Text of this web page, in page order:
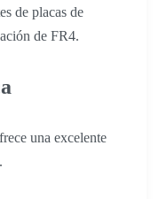
de placas de
de FR4.
una excelente